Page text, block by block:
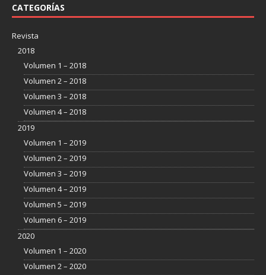
CATEGORÍAS
Revista
2018
Volumen 1 – 2018
Volumen 2 – 2018
Volumen 3 – 2018
Volumen 4 – 2018
2019
Volumen 1 – 2019
Volumen 2 – 2019
Volumen 3 – 2019
Volumen 4 – 2019
Volumen 5 – 2019
Volumen 6 – 2019
2020
Volumen 1 – 2020
Volumen 2 – 2020